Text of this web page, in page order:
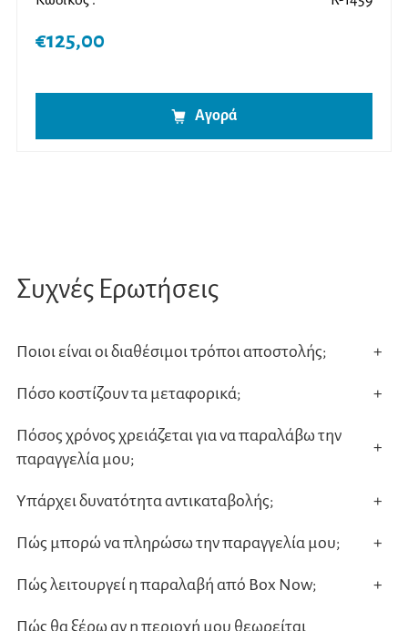
€125,00
Αγορά
Συχνές Ερωτήσεις
Ποιοι είναι οι διαθέσιμοι τρόποι αποστολής; +
Πόσο κοστίζουν τα μεταφορικά; +
Πόσος χρόνος χρειάζεται για να παραλάβω την
παραγγελία μου;
+
Υπάρχει δυνατότητα αντικαταβολής; +
Πώς μπορώ να πληρώσω την παραγγελία μου; +
Πώς λειτουργεί η παραλαβή από Box Now; +
Πώς θα ξέρω αν η περιοχή μου θεωρείται